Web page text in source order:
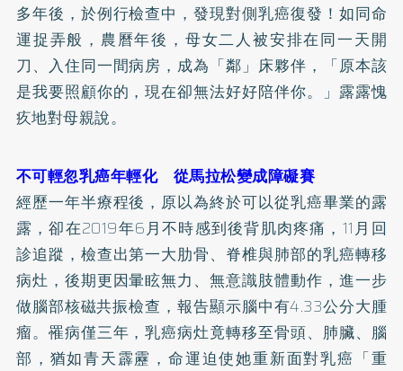
多年後，於例行檢查中，發現對側乳癌復發！如同命
運捉弄般，農曆年後，母女二人被安排在同一天開
刀、入住同一間病房，成為「鄰」床夥伴，「原本該
是我要照顧你的，現在卻無法好好陪伴你。」露露愧
疚地對母親說。
不可輕忽乳癌年輕化 從馬拉松變成障礙賽
經歷一年半療程後，原以為終於可以從乳癌畢業的露
露，卻在2019年6月不時感到後背肌肉疼痛，11月回
診追蹤，檢查出第一大肋骨、脊椎與肺部的乳癌轉移
病灶，後期更因暈眩無力、無意識肢體動作，進一步
做腦部核磁共振檢查，報告顯示腦中有4.33公分大腫
瘤。罹病僅三年，乳癌病灶竟轉移至骨頭、肺臟、腦
部，猶如青天霹靂，命運迫使她重新面對乳癌「重